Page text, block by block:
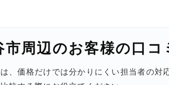
市周辺のお客様の口コ
、価格だけでは分かりにくい担当者の